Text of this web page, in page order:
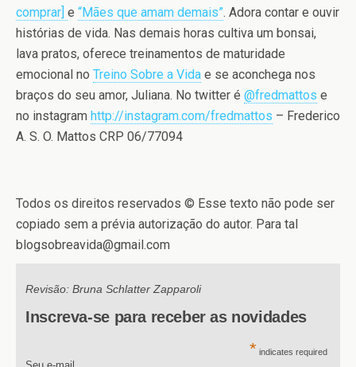
comprar] e “Mães que amam demais”. Adora contar e ouvir
histórias de vida. Nas demais horas cultiva um bonsai,
lava pratos, oferece treinamentos de maturidade
emocional no Treino Sobre a Vida e se aconchega nos
braços do seu amor, Juliana. No twitter é @fredmattos e
no instagram http://instagram.com/fredmattos – Frederico
A. S. O. Mattos CRP 06/77094
Todos os direitos reservados © Esse texto não pode ser
copiado sem a prévia autorização do autor. Para tal
blogsobreavida@gmail.com
Revisão: Bruna Schlatter Zapparoli
Inscreva-se para receber as novidades
* indicates required